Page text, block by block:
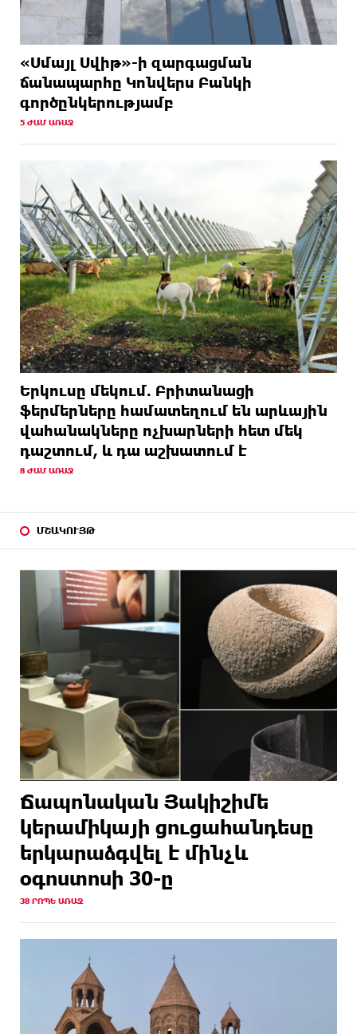
«Սմայլ Սվիթ»-ի զարգացման
ճանապարհը Կոնվերս Բանկի
գործընկերությամբ
5 ԺԱՄ ԱՌԱՋ
Երկուսը մեկում. Բրիտանացի
ֆերմերները համատեղում են արևային
վահանակները ոչխարների հետ մեկ
դաշտում, և դա աշխատում է
8 ԺԱՄ ԱՌԱՋ
ՄՇԱԿՈՒՅԹ
Ճապոնական Յակիշիմե
կերամիկայի ցուցահանդեսը
երկարաձգվել է մինչև
օգոստոսի 30-ը
38 ՐՈՊԵ ԱՌԱՋ